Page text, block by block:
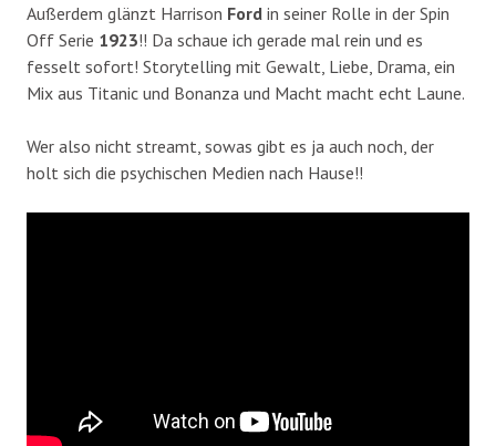
Außerdem glänzt Harrison Ford in seiner Rolle in der Spin
Off Serie 1923!! Da schaue ich gerade mal rein und es
fesselt sofort! Storytelling mit Gewalt, Liebe, Drama, ein
Mix aus Titanic und Bonanza und Macht macht echt Laune.
Wer also nicht streamt, sowas gibt es ja auch noch, der
holt sich die psychischen Medien nach Hause!!